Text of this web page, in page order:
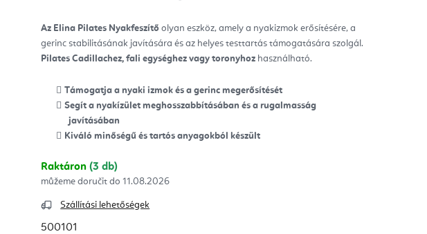
5-
ből
0,0
csillag.
Az Elina Pilates Nyakfeszítő olyan eszköz, amely a nyakizmok erősítésére, a
gerinc stabilitásának javítására és az helyes testtartás támogatására szolgál.
Pilates Cadillachez, fali egységhez vagy toronyhoz használható.
Támogatja a nyaki izmok és a gerinc megerősítését
Segít a nyakízület meghosszabbításában és a rugalmasság
javításában
Kiváló minőségű és tartós anyagokból készült
Raktáron(3 db)
11.08.2026
Szállítási lehetőségek
500101